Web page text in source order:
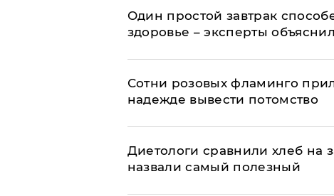
Один простой завтрак
здоровье – эксперты
Сотни розовых фламинго
надежде вывести потомство
Диетологи сравнили хлеб на
назвали самый полезный